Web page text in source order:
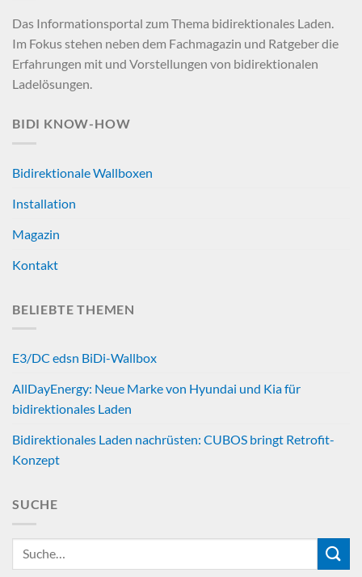
Das Informationsportal zum Thema bidirektionales Laden.
Im Fokus stehen neben dem Fachmagazin und Ratgeber die
Erfahrungen mit und Vorstellungen von bidirektionalen
Ladelösungen.
BIDI KNOW-HOW
Bidirektionale Wallboxen
Installation
Magazin
Kontakt
BELIEBTE THEMEN
E3/DC edsn BiDi-Wallbox
AllDayEnergy: Neue Marke von Hyundai und Kia für
bidirektionales Laden
Bidirektionales Laden nachrüsten: CUBOS bringt Retrofit-
Konzept
SUCHE